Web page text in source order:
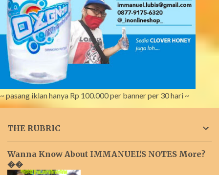
~ pasang iklan hanya Rp 100.000 per banner per 30 hari ~
THE RUBRIC
Wanna Know About IMMANUEL'S NOTES More?
��